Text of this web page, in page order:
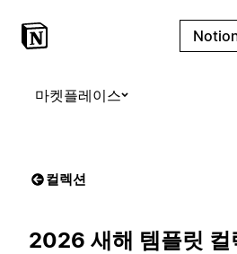
마켓플레이스
컬렉션
2026 새해 템플릿 컬